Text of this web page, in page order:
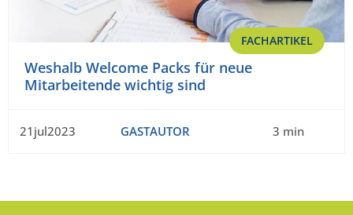
FACHARTIKEL
Weshalb Welcome Packs für neue
Mitarbeitende wichtig sind
21jul2023 GASTAUTOR 3 min